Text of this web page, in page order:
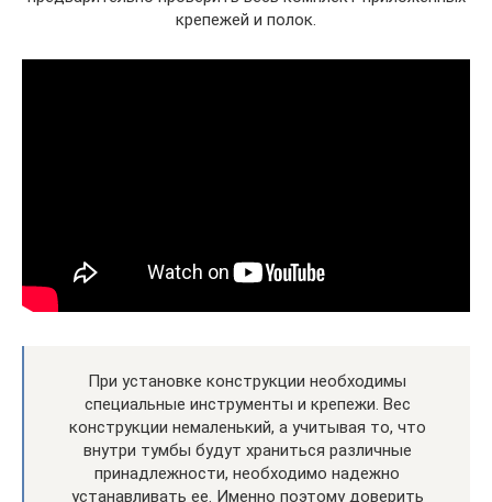
крепежей и полок.
При установке конструкции необходимы
специальные инструменты и крепежи. Вес
конструкции немаленький, а учитывая то, что
внутри тумбы будут храниться различные
принадлежности, необходимо надежно
устанавливать ее. Именно поэтому доверить